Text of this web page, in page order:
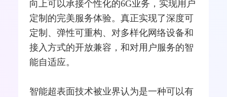
向上可以承接个性化的6G业务，实现用户
定制的完美服务体验。真正实现了深度可
定制、弹性可重构、对多样化网络设备和
接入方式的开放兼容，和对用户服务的智
能自适应。
智能超表面技术被业界认为是一种可以有